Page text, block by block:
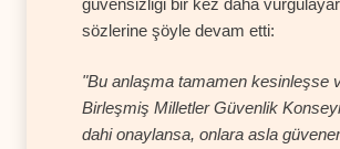
güvensizliği bir kez daha
sözlerine şöyle devam etti:
"Bu anlaşma tamamen kesinleşse
Birleşmiş Milletler Güvenlik
dahi onaylansa, onlara asla